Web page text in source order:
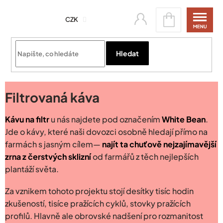
CZK
Hledat
Nákupní
košík
Filtrovaná káva
Kávu na filtru nás najdete pod označenímWhite Bean.
Jde o kávy, které naši dovozci osobně hledají přímo na
farmách s jasným cílem— najít ta chuťově nejzajímavější
zrna z čerstvých sklizníod farmářů z těch nejlepších
plantáží světa.
Za vznikem tohoto projektu stojí desítky tisíc hodin
zkušeností, tisíce pražících cyklů, stovky pražících
profilů. Hlavně ale obrovské nadšení pro rozmanitost